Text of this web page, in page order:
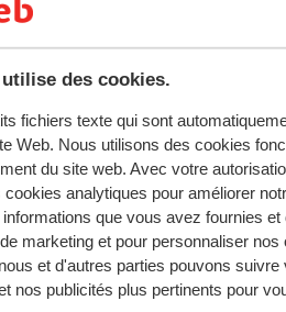
des cookies.
fichiers texte qui sont
Web. Nous utilisons des cookies
du site web. Avec votre
cookies analytiques pour améliorer
que vous avez fournies
marketing et pour personnaliser
et d'autres parties pouvons
nos publicités plus pertinents pour
Chalet Skadi - prix exclusif